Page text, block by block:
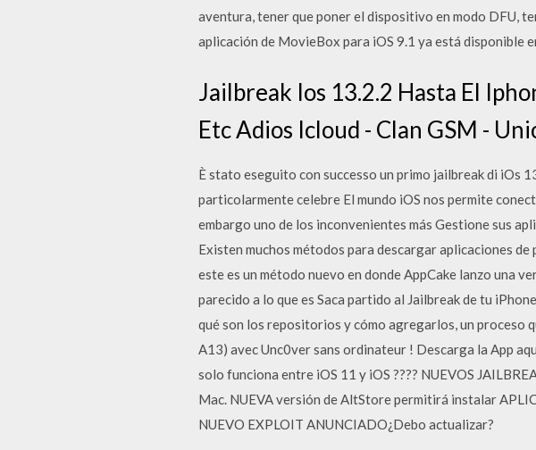
aventura, tener que poner el dispositivo en modo DFU,
aplicación de MovieBox para iOS 9.1 ya está disponible
Jailbreak Ios 13.2.2 Hasta El
Etc Adios Icloud - Clan GSM -
È stato eseguito con successo un primo jailbreak di iOs
particolarmente celebre El mundo iOS nos permite
embargo uno de los inconvenientes más Gestione sus
Existen muchos métodos para descargar aplicaciones
este es un método nuevo en donde AppCake lanzo una
parecido a lo que es Saca partido al Jailbreak de tu
qué son los repositorios y cómo agregarlos, un proceso
A13) avec Unc0ver sans ordinateur ! Descarga la App
solo funciona entre iOS 11 y iOS ???? NUEVOS
Mac. NUEVA versión de AltStore permitirá instalar
NUEVO EXPLOIT ANUNCIADO¿Debo actualizar?